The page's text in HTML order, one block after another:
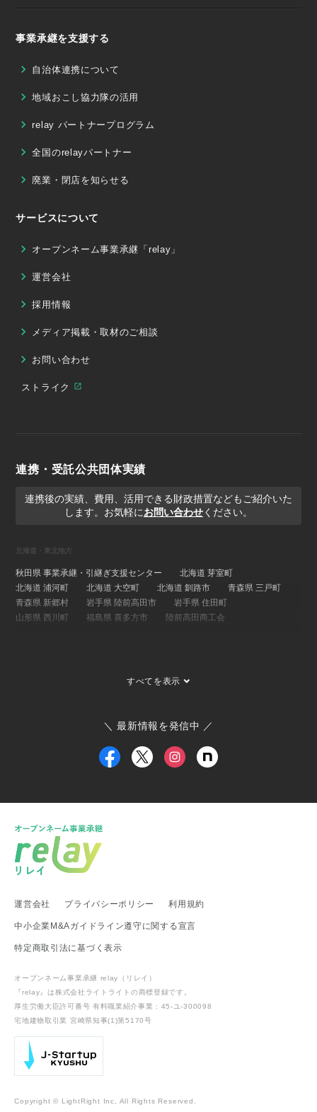
事業承継を支援する
自治体連携について
地域おこし協力隊の活用
relay パートナープログラム
全国のrelayパートナー
廃業・閉店を知らせる
サービスについて
オープンネーム事業承継「relay」
運営会社
採用情報
メディア掲載・取材のご相談
お問い合わせ
ストライク
連携・受託公共団体実績
連携後の実績、費用、活用できる財政措置などもご紹介いた
します。お気軽にお問い合わせください。
すべてを表示
北海道・東北地方
秋田県 事業承継・引継ぎ支援センター
北海道 芽室町
北海道 浦河町
北海道 大空町 北海道 釧路市
青森県 三戸町
青森県 新郷村
岩手県 陸前高田市
岩手県 住田町
山形県 西川町
福島県 喜多方市 陸前高田商工会
茨城県 稲敷市 群馬県 桐生市
小田原箱根商工会議所
福井県 事業承継・引継ぎ支援センター
富山県
新潟県 南魚沼市
新潟県 糸魚川市
新潟県 出雲崎町
新潟県 関川村
愛知県 事業承継・引継ぎ支援センター
岐阜県 高山市
滋賀県 事業承継・引継ぎ支援センター
滋賀県 日野町
滋賀県 多賀町
中国・四国地方
中国経済産業局 鳥取県
広島県 呉市
広島県 江田島市
沼田町商工会
安芸高田市商工会 湯梨浜町商工会
＼ 最新情報を発信中 ／
運営会社 プライバシーポリシー 利用規約
中小企業M&Aガイドライン遵守に関する宣言
特定商取引法に基づく表示
オープンネーム事業承継 relay（リレイ）
『relay』は株式会社ライトライトの商標登録です。
厚生労働大臣許可番号 有料職業紹介事業 : 45-ユ-300098
宅地建物取引業 宮崎県知事(1)第5170号
Copyright © LightRight Inc, All Rights Reserved.